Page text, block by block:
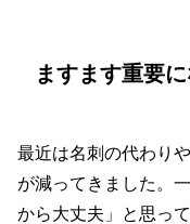
ますます重要
最近は名刺の代わり
が減ってきました。
から大丈夫」と思っ